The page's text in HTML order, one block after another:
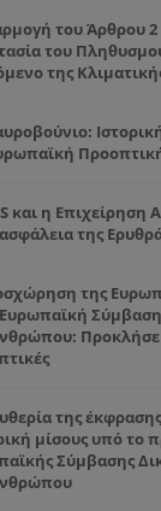
του Άρθρου 2
του
της
και η Επιχείρηση
της
της
της
μίσους υπό το
Σύμβασης